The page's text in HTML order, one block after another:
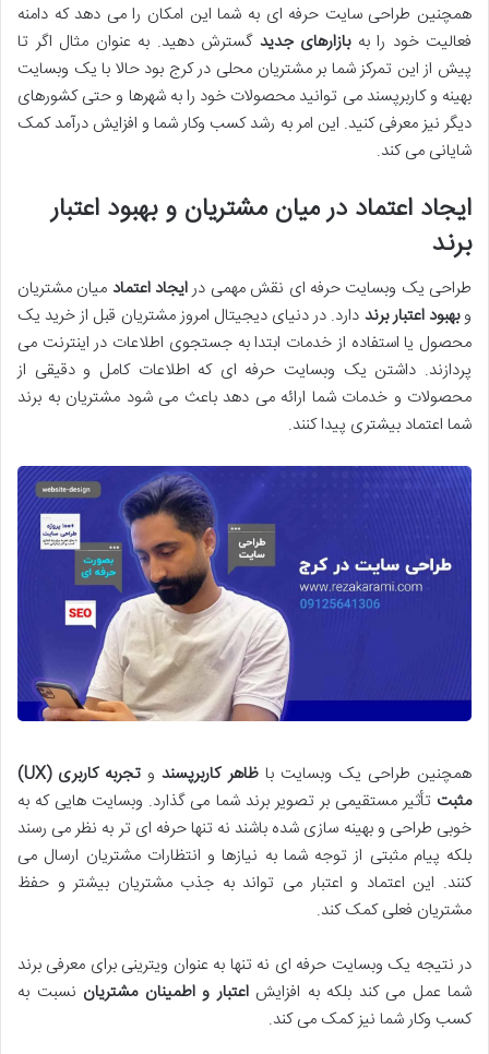
همچنین طراحی سایت حرفه ای به شما این امکان را می دهد که دامنه
فعالیت خود را بهبازارهای جدید گسترش دهید. به عنوان مثال اگر تا
پیش از این تمرکز شما بر مشتریان محلی در کرج بود حالا با یک وبسایت
بهینه و کاربرپسند می توانید محصولات خود را به شهرها و حتی کشورهای
دیگر نیز معرفی کنید. این امر به رشد کسب وکار شما و افزایش درآمد کمک
شایانی می کند.
ایجاد اعتماد در میان مشتریان و بهبود اعتبار
برند
طراحی یک وبسایت حرفه ای نقش مهمی درایجاد اعتماد میان مشتریان
وبهبود اعتبار برند دارد. در دنیای دیجیتال امروز مشتریان قبل از خرید یک
محصول یا استفاده از خدمات ابتدا به جستجوی اطلاعات در اینترنت می
پردازند. داشتن یک وبسایت حرفه ای که اطلاعات کامل و دقیقی از
محصولات و خدمات شما ارائه می دهد باعث می شود مشتریان به برند
شما اعتماد بیشتری پیدا کنند.
همچنین طراحی یک وبسایت باظاهر کاربرپسندو تجربه کاربری (UX)
مثبت تأثیر مستقیمی بر تصویر برند شما می گذارد. وبسایت هایی که به
خوبی طراحی و بهینه سازی شده باشند نه تنها حرفه ای تر به نظر می رسند
بلکه پیام مثبتی از توجه شما به نیازها و انتظارات مشتریان ارسال می
کنند. این اعتماد و اعتبار می تواند به جذب مشتریان بیشتر و حفظ
مشتریان فعلی کمک کند.
در نتیجه یک وبسایت حرفه ای نه تنها به عنوان ویترینی برای معرفی برند
شما عمل می کند بلکه به افزایشاعتبار و اطمینان مشتریان نسبت به
کسب وکار شما نیز کمک می کند.